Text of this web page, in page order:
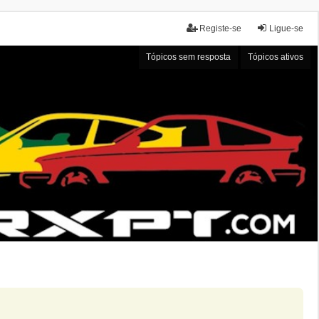
Ligue-se
Registe-se
Tópicos sem resposta Tópicos ativos